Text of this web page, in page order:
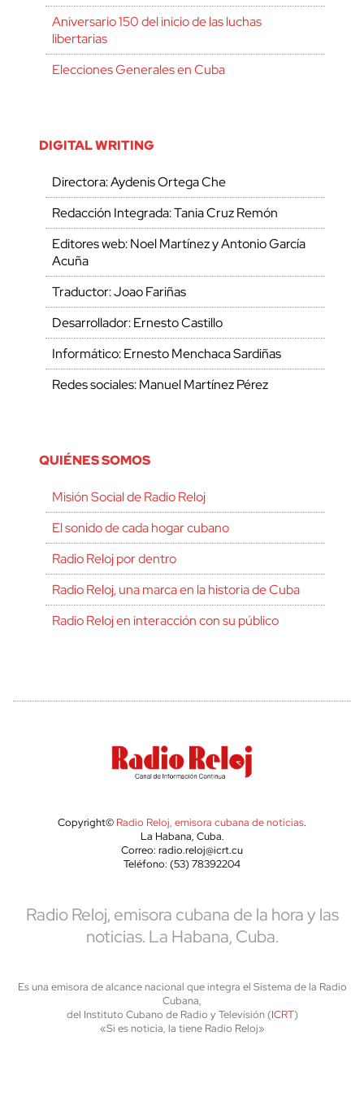
Aniversario 150 del inicio de las luchas
libertarias
Elecciones Generales en Cuba
DIGITAL WRITING
Directora: Aydenis Ortega Che
Redacción Integrada: Tania Cruz Remón
Editores web: Noel Martínez y Antonio García
Acuña
Traductor: Joao Fariñas
Desarrollador: Ernesto Castillo
Informático: Ernesto Menchaca Sardiñas
Redes sociales: Manuel Martínez Pérez
QUIÉNES SOMOS
Misión Social de Radio Reloj
El sonido de cada hogar cubano
Radio Reloj por dentro
Radio Reloj, una marca en la historia de Cuba
Radio Reloj en interacción con su público
Copyright© Radio Reloj, emisora cubana de noticias.
La Habana, Cuba.
Correo: radio.reloj@icrt.cu
Teléfono: (53) 78392204
Radio Reloj, emisora cubana de la hora y las
noticias. La Habana, Cuba.
Es una emisora de alcance nacional que integra el Sistema de la Radio
Cubana,
del Instituto Cubano de Radio y Televisión (ICRT)
«Si es noticia, la tiene Radio Reloj»